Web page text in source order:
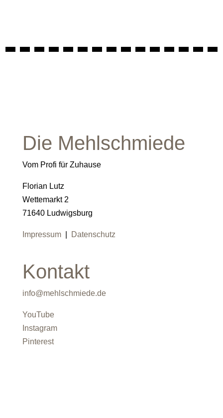
Die Mehlschmiede
Vom Profi für Zuhause
Florian Lutz
Wettemarkt 2
71640 Ludwigsburg
Impressum| Datenschutz
Kontakt
info@mehlschmiede.de
YouTube
Instagram
Pinterest